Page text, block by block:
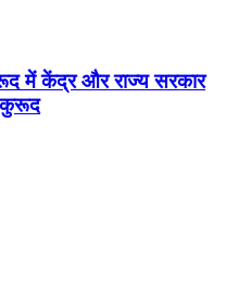
में केंद्र और राज्य सरकार
कुरूद